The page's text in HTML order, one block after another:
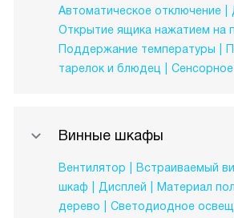
Автоматическое отключение
Открытие ящика нажатием на
Поддержание температуры
тарелок и блюдец
Винные шкафы
Вентилятор
Встраиваемый
шкаф
Дисплей
Материал
дерево
Светодиодное